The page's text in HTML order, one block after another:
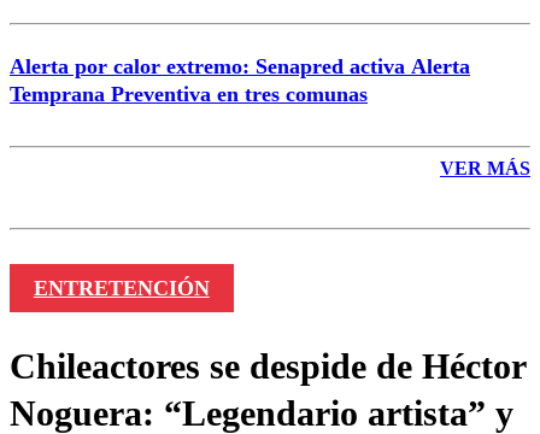
Alerta por calor extremo: Senapred activa Alerta
Temprana Preventiva en tres comunas
VER MÁS
ENTRETENCIÓN
Chileactores se despide de Héctor
Noguera: “Legendario artista” y